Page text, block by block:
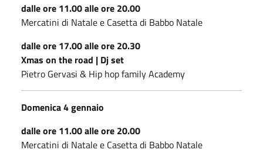
dalle ore 11.00 alle ore 20.00
Mercatini di Natale e Casetta di Babbo Natale
dalle ore 17.00 alle ore 20.30
Xmas on the road | Dj set
Pietro Gervasi & Hip hop family Academy
Domenica 4 gennaio
dalle ore 11.00 alle ore 20.00
Mercatini di Natale e Casetta di Babbo Natale